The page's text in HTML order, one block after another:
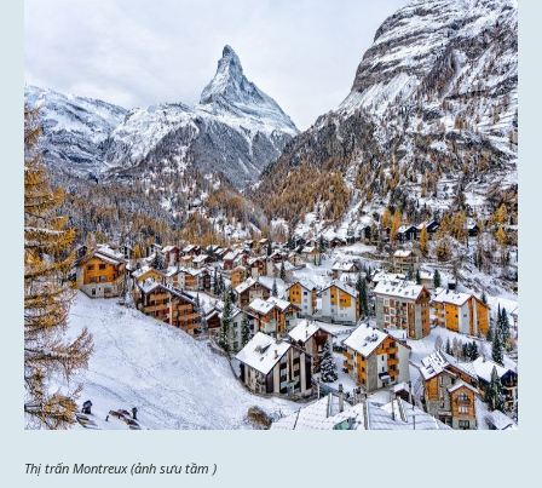
Thị trấn Montreux (ảnh sưu tầm )